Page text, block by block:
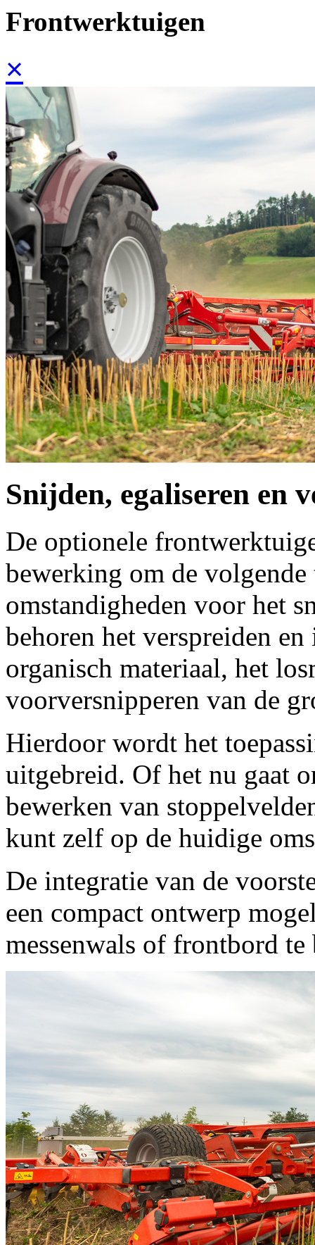
Frontwerktuigen
×
Snijden, egaliseren en
De optionele
bewerking om de
omstandigheden voor het
behoren het verspreiden
organisch materiaal, het
voorversnipperen van de
Hierdoor wordt het
uitgebreid. Of het nu gaat
bewerken van
kunt zelf op de huidige
De integratie van de
een compact ontwerp
messenwals of frontbord te